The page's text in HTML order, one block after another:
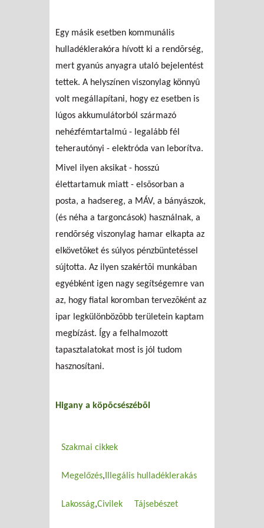
Egy másik esetben kommunális
hulladéklerakóra hívott ki a rendõrség,
mert gyanús anyagra utaló bejelentést
tettek. A helyszínen viszonylag könnyû
volt megállapítani, hogy ez esetben is
lúgos akkumulátorból származó
nehézfémtartalmú - legalább fél
teherautónyi - elektróda van leborítva.
Mivel ilyen aksikat - hosszú
élettartamuk miatt - elsõsorban a
posta, a hadsereg, a MÁV, a bányászok,
(és néha a targoncások) használnak, a
rendõrség viszonylag hamar elkapta az
elkövetõket és súlyos pénzbüntetéssel
sújtotta. Az ilyen szakértõi munkában
egyébként igen nagy segítségemre van
az, hogy fiatal koromban tervezõként az
ipar legkülönbözõbb területein kaptam
megbízást. Így a felhalmozott
tapasztalatokat most is jól tudom
hasznosítani.
Higany a köpõcsészébõl
Szakmai cikkek
Megelőzés Illegális hulladéklerakás
Lakosság Civilek Tájsebészet